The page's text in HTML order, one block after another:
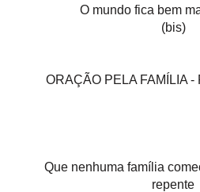
O mundo fica bem
(bis)
ORAÇÃO PELA FAMÍLIA
Que nenhuma família
repente